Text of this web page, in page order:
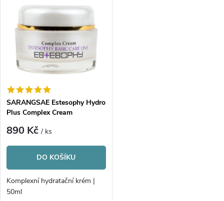
e
n
í
p
r
o
d
ý
p
s
p
r
o
SARANGSAE Estesophy Hydro
Plus Complex Cream
890 Kč/ ks
DO KOŠÍKU
Komplexní hydratační krém |
50ml